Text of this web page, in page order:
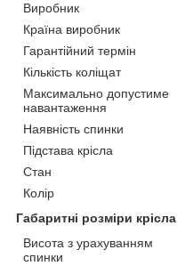
Виробник
Країна виробник
Гарантійний термін
Кількість коліщат
Максимально допустиме
навантаження
Наявність спинки
Підстава крісла
Стан
Колір
Габаритні розміри крісла
Висота з урахуванням
спинки